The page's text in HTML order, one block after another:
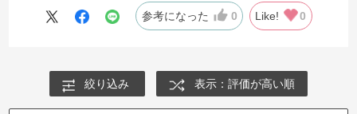
参考になった 0 Like! 0
絞り込み 表示：評価が高い順